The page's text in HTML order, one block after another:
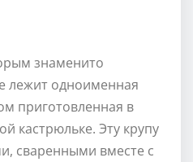
знаменито
лежит одноименная
приготовленная в
кастрюльке. Эту крупу
сваренными вместе с